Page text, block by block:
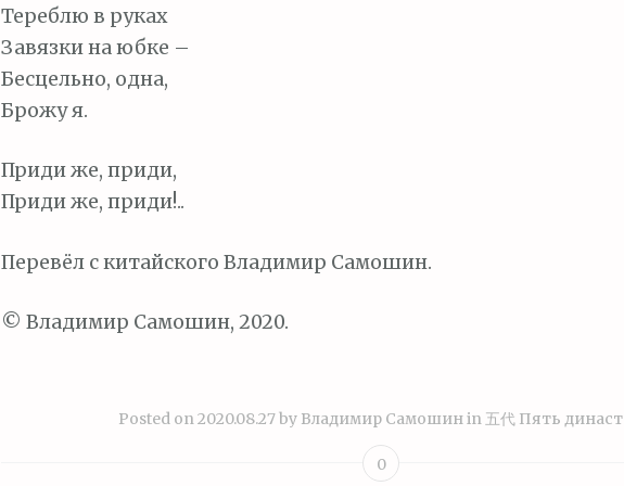
Тереблю в руках
Завязки на юбке –
Бесцельно, одна,
Брожу я.
Приди же, приди,
Приди же, приди!..
Перевёл с китайского Владимир Самошин.
© Владимир Самошин, 2020.
Posted on2020.08.27by Владимир Самошинin 五代 Пять
0